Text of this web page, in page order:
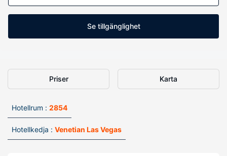
Se tillgänglighet
Priser Karta
Hotellrum : 2854
Hotellkedja : Venetian Las Vegas